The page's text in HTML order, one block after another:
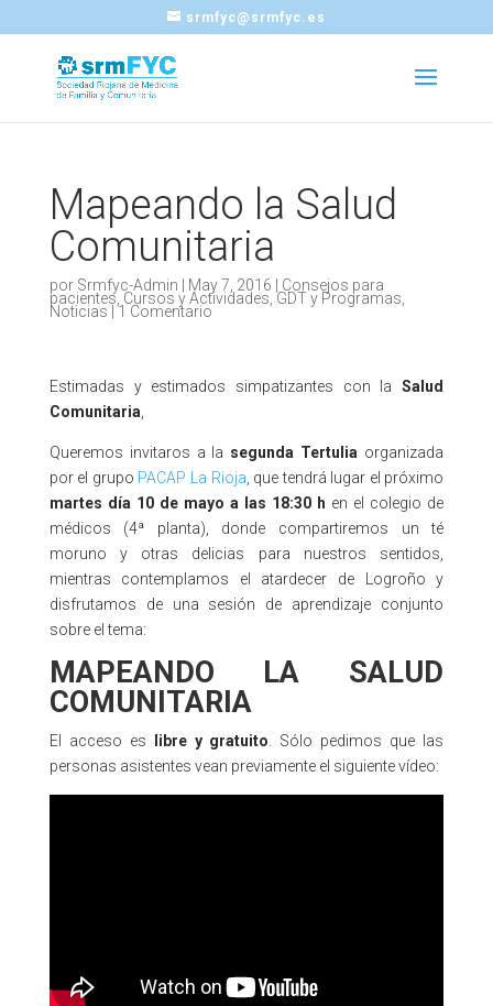
srmfyc@srmfyc.es
Mapeando la Salud
Comunitaria
por Srmfyc-Admin May 7, 2016 Consejos para
pacientes, Cursos y Actividades GDT y Programas
Noticias |1 Comentario
Estimadas y estimados simpatizantes con laSalud
Comunitaria
Queremos invitaros a la segunda Tertulia organizada
por el grupo PACAP La Rioja , que tendrá lugar el próximo
martes día 10 de mayo a las 18:30 h en el colegio de
médicos (4ª planta), donde compartiremos un té
moruno y otras delicias para nuestros sentidos,
mientras contemplamos el atardecer de Logroño y
disfrutamos de una sesión de aprendizaje conjunto
sobre el tema:
MAPEANDO LA SALUD
COMUNITARIA
El acceso es libre y gratuito . Sólo pedimos que las
personas asistentes vean previamente el siguiente vídeo: